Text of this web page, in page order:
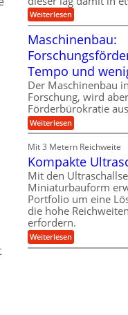
e
n
B
S
C
L
e
i
t
e
r
e
n
w
i
c
k
e
l
t
i
e
H
b
r
i
d
-
K
u
g
e
l
a
g
e
Weiterlesen:
T
u
m
p
f
e
r
z
i
e
l
U
m
s
a
t
z
k
n
a
p
p
Maschinenbau:
Tempo und
Der Maschinenbau
Forschung, wird
Förderbürokratie
Weiterlesen:
M
s
c
h
i
n
e
n
b
a
u
:
Mit 3 Metern Reichweite
Kompakte
Mit den
Miniaturbauform
Portfolio um eine
die hohe
erfordern.
Weiterlesen:
K